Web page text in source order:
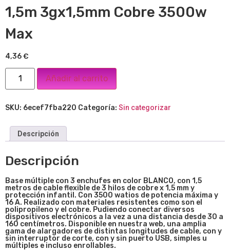
1,5m 3gx1,5mm Cobre 3500w
Max
4,36€
Añadir al carrito
SKU: 6ecef7fba220 Categoría: Sin categorizar
Descripción
Descripción
Base múltiple con 3 enchufes en color BLANCO, con 1,5
metros de cable flexible de 3 hilos de cobre x 1,5 mm y
protección infantil. Con 3500 watios de potencia máxima y
16 A. Realizado con materiales resistentes como son el
polipropileno y el cobre. Pudiendo conectar diversos
dispositivos electrónicos a la vez a una distancia desde 30 a
160 centímetros. Disponible en nuestra web, una amplia
gama de alargadores de distintas longitudes de cable, con y
sin interruptor de corte, con y sin puerto USB, simples u
múltiples e incluso enrollables.